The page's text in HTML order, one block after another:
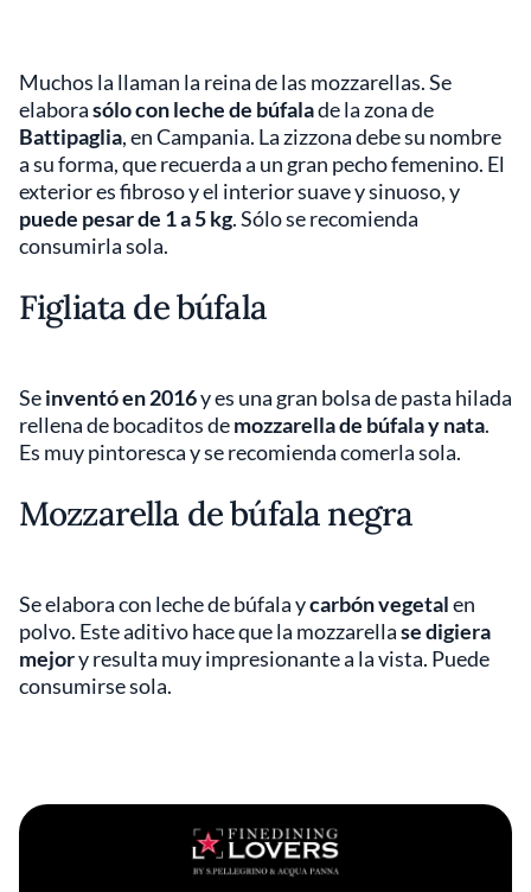
Muchos la llaman la reina de las mozzarellas. Se
elaborasólo con leche de búfalade la zona de
Battipaglia, en Campania. La zizzona debe su nombre
a su forma, que recuerda a un gran pecho femenino. El
exterior es fibroso y el interior suave y sinuoso, y
puede pesar de 1 a 5 kg. Sólo se recomienda
consumirla sola.
Figliata de búfala
Seinventó en 2016y es una gran bolsa de pasta hilada
rellena de bocaditos demozzarella de búfala y nata.
Es muy pintoresca y se recomienda comerla sola.
Mozzarella de búfala negra
Se elabora con leche de búfala ycarbón vegetalen
polvo. Este aditivo hace que la mozzarellase digiera
mejory resulta muy impresionante a la vista. Puede
consumirse sola.